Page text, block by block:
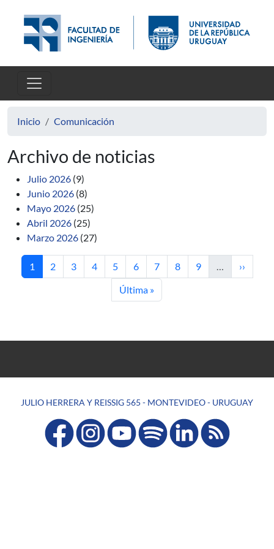
Inicio Comunicación
Archivo de noticias
Julio 2026 (9)
Junio 2026 (8)
Mayo 2026 (25)
Abril 2026 (25)
Marzo 2026 (27)
Página actual
1 Página
2 Página
3 Página
4 Página
5 Página
6 Página
7 Página
8 Página
9 …
››
Última página
Última »
JULIO HERRERA Y REISSIG 565 - MONTEVIDEO - URUGUAY